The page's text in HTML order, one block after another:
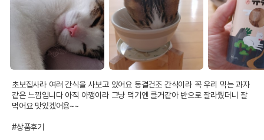
상품 필수 정보
품명 및 모델명 퓨퓨 동결건조 연어 45g
법에 의한 인증,허가 등을
받았음을 확인할수 있는
경우 그에 대한 사항
상세페이지 참조
제조국 또는 원산지
제조자,수입품의 경우
초보집사라 여러 간식을 사보고 있어요 동결건조 간식이라 꼭 우리 먹는 과자
같은 느낌입니다 아직 아깽이라 그냥 먹기엔 클거같아 반으로 잘라줬더니 잘
먹어요 맛있겠어용~~
#상품후기